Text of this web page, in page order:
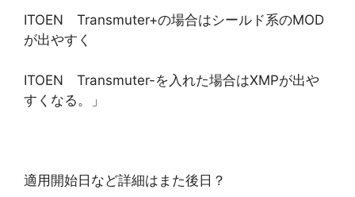
ITOEN Transmuter+の場合はシールド系のMOD
が出やすく
ITOEN Transmuter-を入れた場合はXMPが出や
すくなる。」
適用開始日など詳細はまた後日？